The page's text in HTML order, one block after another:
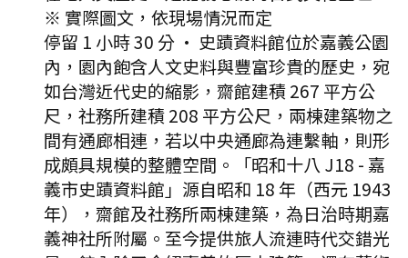
※ 實際圖文，依現場情況而定
停留 1 小時 30 分 · 史蹟資料館位於嘉義公園
內，園內飽含人文史料與豐富珍貴的歷史，宛
如台灣近代史的縮影，齋館建積 267 平方公
尺，社務所建積 208 平方公尺，兩棟建築物之
間有通廊相連，若以中央通廊為連繫軸，則形
成頗具規模的整體空間。「昭和十八 J18 - 嘉
義市史蹟資料館」源自昭和 18 年（西元 1943
年），齋館及社務所兩棟建築，為日治時期嘉
義神社所附屬。至今提供旅人流連時代交錯光